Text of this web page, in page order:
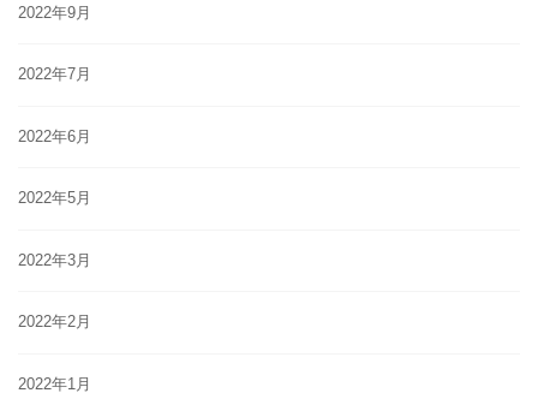
2022年9月
2022年7月
2022年6月
2022年5月
2022年3月
2022年2月
2022年1月